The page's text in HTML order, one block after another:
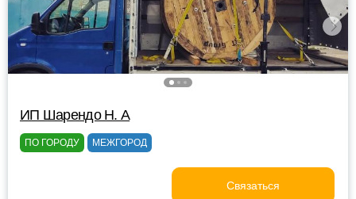
ИП Шарендо Н. А
ПО ГОРОДУ МЕЖГОРОД
Связаться